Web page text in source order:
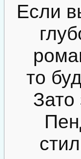
Если
то
Зато